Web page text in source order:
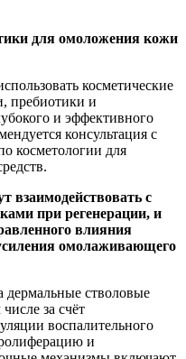
для омоложения кожи
косметические
пребиотики и
и эффективного
консультация с
косметологии для
взаимодействовать с
при регенерации, и
влияния
омолаживающего
стволовые
за счёт
воспалительного
и